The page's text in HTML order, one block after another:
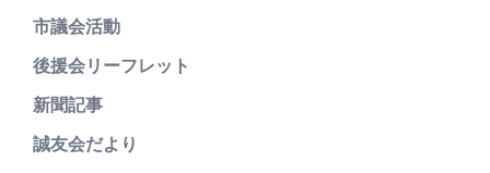
市議会活動
後援会リーフレット
新聞記事
誠友会だより